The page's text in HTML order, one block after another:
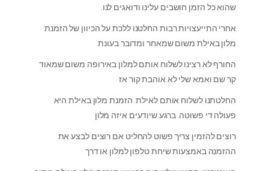
שהוא כל הזמן חושבים עלינו ודואגים לנו.
אחרי התייעצויות רבות החלטנו ללכת על הכיוון של הזמנת
מלון באילת משום שמאחר ומדובר בעונת
החורף לא רצינו לשלוח אותם למלון באירופה משום שמאוד
קר שם ואמא שלי לא אוהבת קור אז
החלטתנו לשלוח אותם לאילת. הזמנת מלון באילת היא
פעולה די פשוטה. ברגע שיודעים איזה מלון
רוצים להזמין צריך פשוט להחליט אם רוצים לבצע את
ההזמנה באמצעות שיחת טלפון למלון או דרך